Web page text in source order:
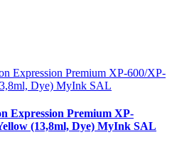
Expression Premium XP-
(13,8ml, Dye) MyInk SAL